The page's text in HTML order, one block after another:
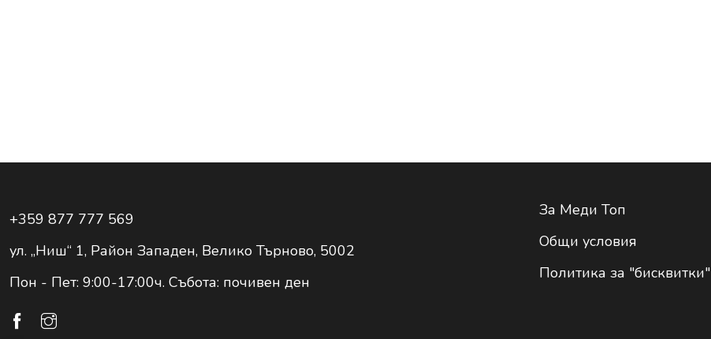
+359 877 777 569
ул. „Ниш“ 1, Район Западен, Велико Търново, 5002
Пон - Пет: 9:00-17:00ч. Събота: почивен ден
За Меди Топ
Общи условия
Политика за "бисквитки"